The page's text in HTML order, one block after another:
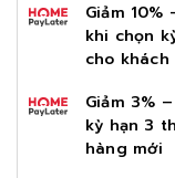
Giảm
khi chọn
cho
Giảm 3%
kỳ hạn 3
hàng mới